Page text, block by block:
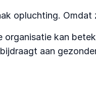
opluchting.
organisatie kan
aan